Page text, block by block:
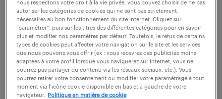
technicien de maintenance
mécanique industrielle (f/h) -
(valenton - 94)
valenton, val-de-marne
cdi
31 000 € - 37 000 € par année
nous respectons votre droit à la vie privée, vous pouvez choisir de ne pas
autoriser les catégories de cookies qui ne sont pas strictement
nécessaires au bon fonctionnement du site Internet. Cliquez sur
“paramétrer”, puis sur les titres des différentes catégories pour en savoir
plus et modifier nos paramètres par défaut. Toutefois, le refus de certains
types de cookies peut affecter votre navigation sur le site et les services
que nous pouvons vous offrir (ex : vous recevrez des publicités moins
adaptées à votre profil lorsque vous naviguerez sur Internet, vous ne
pourrez pas partager du contenu via les réseaux sociaux, etc.). Vous
pourrez retirer votre consentement ou modifier votre paramétrage à tout
moment via l’icône cookie disponible en bas et à gauche de votre
navigateur.
Politique en matière de cookie